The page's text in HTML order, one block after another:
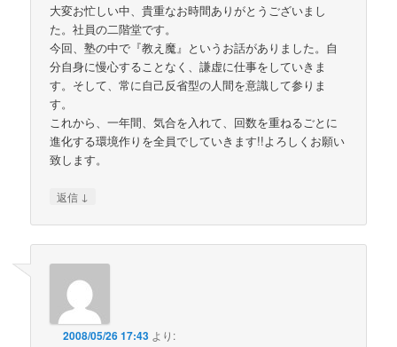
大変お忙しい中、貴重なお時間ありがとうございまし
た。社員の二階堂です。
今回、塾の中で『教え魔』というお話がありました。自
分自身に慢心することなく、謙虚に仕事をしていきま
す。そして、常に自己反省型の人間を意識して参りま
す。
これから、一年間、気合を入れて、回数を重ねるごとに
進化する環境作りを全員でしていきます!!よろしくお願い
致します。
返信 ↓
2008/05/26 17:43 より: